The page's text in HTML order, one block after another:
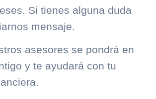
Si tienes alguna duda
mensaje.
asesores se pondrá en
y te ayudará con tu